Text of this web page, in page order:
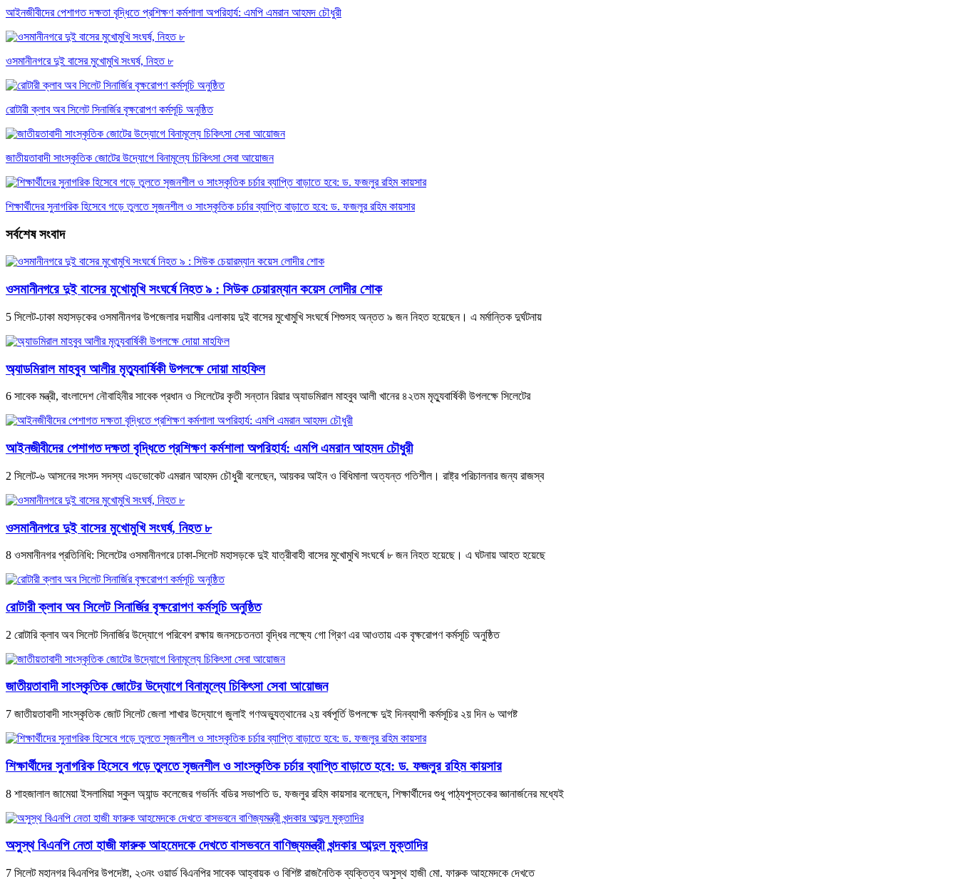
‎আইনজীবীদের পেশাগত দক্ষতা বৃদ্ধিতে প্রশিক্ষণ কর্মশালা অপরিহার্য: এমপি এমরান আহমদ চৌধুরী
ওসমানীনগরে দুই বাসের মুখোমুখি সংঘর্ষ, নিহত ৮
রোটারী ক্লাব অব সিলেট সিনার্জির বৃক্ষরোপণ কর্মসূচি অনুষ্ঠিত
জাতীয়তাবাদী সাংস্কৃতিক জোটের উদ্যোগে বিনামূল্যে চিকিৎসা সেবা আয়োজন
শিক্ষার্থীদের সুনাগরিক হিসেবে গড়ে তুলতে সৃজনশীল ও সাংস্কৃতিক চর্চার ব্যাপ্তি বাড়াতে হবে: ড. ফজলুর রহিম কায়সার
সর্বশেষ সংবাদ
ওসমানীনগরে দুই বাসের মুখোমুখি সংঘর্ষে নিহত ৯ : সিউক চেয়ারম্যান কয়েস লোদীর শোক
5 সিলেট-ঢাকা মহাসড়কের ওসমানীনগর উপজেলার দয়ামীর এলাকায় দুই বাসের মুখোমুখি সংঘর্ষে শিশুসহ অন্তত ৯ জন নিহত হয়েছেন। এ মর্মান্তিক দুর্ঘটনায়
অ্যাডমিরাল মাহবুব আলীর মৃত্যুবার্ষিকী উপলক্ষে দোয়া মাহফিল
6 সাবেক মন্ত্রী, বাংলাদেশ নৌবাহিনীর সাবেক প্রধান ও সিলেটের কৃতী সন্তান রিয়ার অ্যাডমিরাল মাহবুব আলী খানের ৪২তম মৃত্যুবার্ষিকী উপলক্ষে সিলেটের
‎আইনজীবীদের পেশাগত দক্ষতা বৃদ্ধিতে প্রশিক্ষণ কর্মশালা অপরিহার্য: এমপি এমরান আহমদ চৌধুরী
2 ‎সিলেট-৬ আসনের সংসদ সদস্য এডভোকেট এমরান আহমদ চৌধুরী বলেছেন, আয়কর আইন ও বিধিমালা অত্যন্ত গতিশীল। রাষ্ট্র পরিচালনার জন্য রাজস্ব
ওসমানীনগরে দুই বাসের মুখোমুখি সংঘর্ষ, নিহত ৮
8 ওসমানীনগর প্রতিনিধি: সিলেটের ওসমানীনগরে ঢাকা-সিলেট মহাসড়কে দুই যাত্রীবাহী বাসের মুখোমুখি সংঘর্ষে ৮ জন নিহত হয়েছে। এ ঘটনায় আহত হয়েছে
রোটারী ক্লাব অব সিলেট সিনার্জির বৃক্ষরোপণ কর্মসূচি অনুষ্ঠিত
2 রোটারি ক্লাব অব সিলেট সিনার্জির উদ্যোগে পরিবেশ রক্ষায় জনসচেতনতা বৃদ্ধির লক্ষ্যে গো গ্রিণ এর আওতায় এক বৃক্ষরোপণ কর্মসূচি অনুষ্ঠিত
জাতীয়তাবাদী সাংস্কৃতিক জোটের উদ্যোগে বিনামূল্যে চিকিৎসা সেবা আয়োজন
7 জাতীয়তাবাদী সাংস্কৃতিক জোট সিলেট জেলা শাখার উদ্যোগে জুলাই গণঅভ্যুত্থানের ২য় বর্ষপূর্তি উপলক্ষে দুই দিনব্যাপী কর্মসূচির ২য় দিন ৬ আগষ্ট
শিক্ষার্থীদের সুনাগরিক হিসেবে গড়ে তুলতে সৃজনশীল ও সাংস্কৃতিক চর্চার ব্যাপ্তি বাড়াতে হবে: ড. ফজলুর রহিম কায়সার
8 শাহজালাল জামেয়া ইসলামিয়া স্কুল অ্যান্ড কলেজের গভর্নিং বডির সভাপতি ড. ফজলুর রহিম কায়সার বলেছেন, শিক্ষার্থীদের শুধু পাঠ্যপুস্তকের জ্ঞানার্জনের মধ্যেই
অসুস্থ বিএনপি নেতা হাজী ফারুক আহমেদকে দেখতে বাসভবনে বাণিজ্যমন্ত্রী খন্দকার আব্দুল মুক্তাদির
7 সিলেট মহানগর বিএনপির উপদেষ্টা, ২৩নং ওয়ার্ড বিএনপির সাবেক আহ্বায়ক ও বিশিষ্ট রাজনৈতিক ব্যক্তিত্ব অসুস্থ হাজী মো. ফারুক আহমেদকে দেখতে